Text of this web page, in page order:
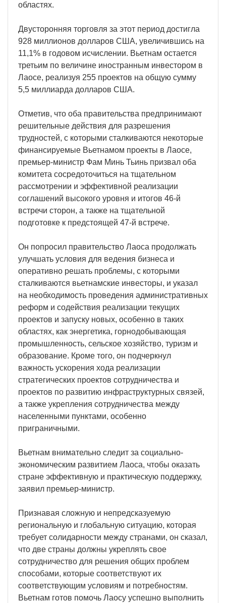
областях.
Двусторонняя торговля за этот период достигла
928 миллионов долларов США, увеличившись на
11,1% в годовом исчислении. Вьетнам остается
третьим по величине иностранным инвестором в
Лаосе, реализуя 255 проектов на общую сумму
5,5 миллиарда долларов США.
Отметив, что оба правительства предпринимают
решительные действия для разрешения
трудностей, с которыми сталкиваются некоторые
финансируемые Вьетнамом проекты в Лаосе,
премьер-министр Фам Минь Тьинь призвал оба
комитета сосредоточиться на тщательном
рассмотрении и эффективной реализации
соглашений высокого уровня и итогов 46-й
встречи сторон, а также на тщательной
подготовке к предстоящей 47-й встрече.
Он попросил правительство Лаоса продолжать
улучшать условия для ведения бизнеса и
оперативно решать проблемы, с которыми
сталкиваются вьетнамские инвесторы, и указал
на необходимость проведения административных
реформ и содействия реализации текущих
проектов и запуску новых, особенно в таких
областях, как энергетика, горнодобывающая
промышленность, сельское хозяйство, туризм и
образование. Кроме того, он подчеркнул
важность ускорения хода реализации
стратегических проектов сотрудничества и
проектов по развитию инфраструктурных связей,
а также укрепления сотрудничества между
населенными пунктами, особенно
приграничными.
Вьетнам внимательно следит за социально-
экономическим развитием Лаоса, чтобы оказать
стране эффективную и практическую поддержку,
заявил премьер-министр.
Признавая сложную и непредсказуемую
региональную и глобальную ситуацию, которая
требует солидарности между странами, он сказал,
что две страны должны укреплять свое
сотрудничество для решения общих проблем
способами, которые соответствуют их
соответствующим условиям и потребностям.
Вьетнам готов помочь Лаосу успешно выполнить